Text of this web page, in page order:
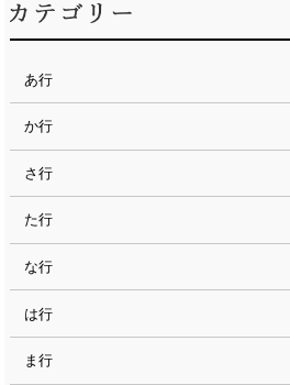
あ行
か行
さ行
た行
な行
は行
ま行